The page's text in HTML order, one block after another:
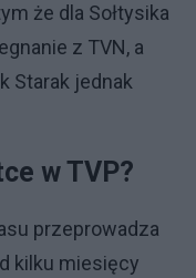
że dla Sołtysika
z TVN, a
Starak jednak
w TVP?
przeprowadza
kilku miesięcy